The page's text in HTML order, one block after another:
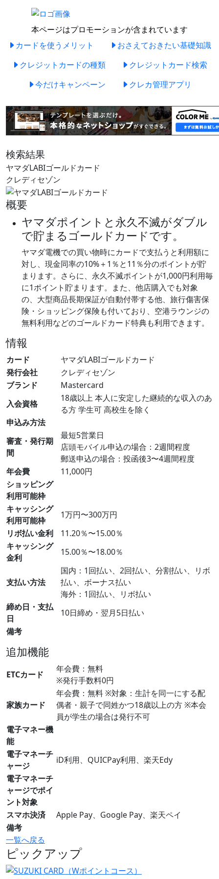
本ページはプロモーションが含まれています
カードを使うメリット
おさえておきたい基礎知識
クレジットカードの種類
クレジットカード検索
今だけキャンペーン
クレカ管理アプリ
検索結果
ヤマダLABIゴールドカード
クレディセゾン
概要
ヤマダポイントと永久不滅がダブル
で貯まるゴールドカードです。
ヤマダ電機での買い物時にカードで支払うと利用額に
対し、現金同率の10%＋1％と11％分のポイントが貯
まります。さらに、永久不滅ポイントが1,000円利用毎
に1ポイント貯まります。また、他店購入でも対象
の、大型商品長期保証が自動付帯する他、旅行傷害保
険・ショッピング保険も付いており、空港ラウンジの
無料利用などのゴールドカード特典も利用できます。
情報
カード
ヤマダLABIゴールドカード
発行会社
クレディセゾン
ブランド
Mastercard
入会資格
18歳以上 本人に安定した継続的な収入のあ
る方 学生可 高校生を除く
申込み方法
審査・発行期
間
最短5営業日
店頭モバイル申込の場合：2週間程度
郵送申込の場合：投函後3〜4週間程度
年会費
11,000円
ショッピング
利用可能枠
キャッシング
利用可能枠
1万円〜300万円
リボ払い金利
11.20％〜15.00％
キャッシング
金利
15.00％〜18.00％
支払い方法
国内：1回払い、2回払い、分割払い、リボ
払い、ボーナス払い
海外：1回払い、リボ払い
締め日・支払
日
10日締め・翌月5日払い
備考
追加機能
ETCカード
年会費：無料
※発行手数料0円
家族カード
年会費：無料 ※対象：生計を同一にする配
偶者・親子で同姓かつ18歳以上の方 ※本会
員が学生の場合は発行不可
電子マネー機
能
電子マネーチ
ャージ
iD利用、QUICPay利用、楽天Edy
電子マネーチ
ャージでポイ
ント対象
スマホ決済
Apple Pay、Google Pay、楽天ペイ
備考
一覧へ戻る
ピックアップ